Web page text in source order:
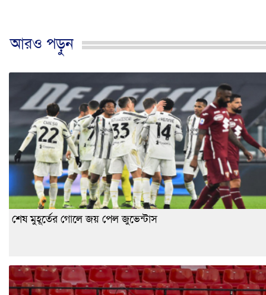
আরও পড়ুন
শেষ মুহূর্তের গোলে জয় পেল জুভেন্টাস